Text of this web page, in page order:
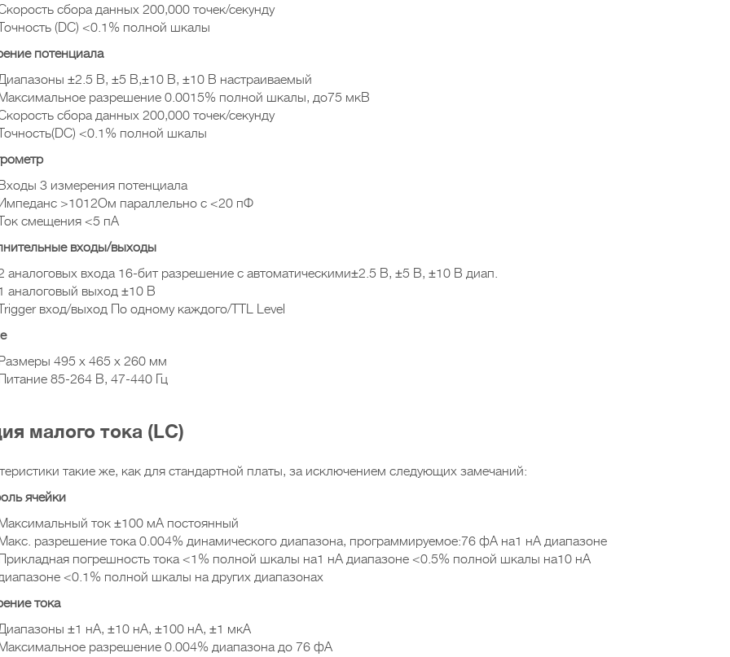
сбора данных 200,000 точек/секунду
(DC) <0.1% полной шкалы
потенциала
±2.5 В, ±5 В,±10 В, ±10 В настраиваемый
Максимальное разрешение 0.0015% полной шкалы, до75 мкВ
сбора данных 200,000 точек/секунду
<0.1% полной шкалы
Входы 3 измерения потенциала
Импеданс >1012Ом параллельно с <20 пФ
смещения <5 пА
входы/выходы
аналоговых входа 16-бит разрешение с автоматическими±2.5 В, ±5 В, ±10 В диап.
аналоговый выход ±10 В
вход/выход По одному каждого/TTL Level
Размеры 495 x 465 x 260 мм
Питание 85-264 В, 47-440 Гц
малого тока (LC)
такие же, как для стандартной платы, за исключением следующих замечаний:
ячейки
Максимальный ток ±100 мА постоянный
Макс. разрешение тока 0.004% динамического диапазона, программируемое:76 фА на1 нА диапазоне
Прикладная погрешность тока <1% полной шкалы на1 нА диапазоне <0.5% полной шкалы на10 нА
<0.1% полной шкалы на других диапазонах
тока
±1 нА, ±10 нА, ±100 нА, ±1 мкА
Максимальное разрешение 0.004% диапазона до 76 фА